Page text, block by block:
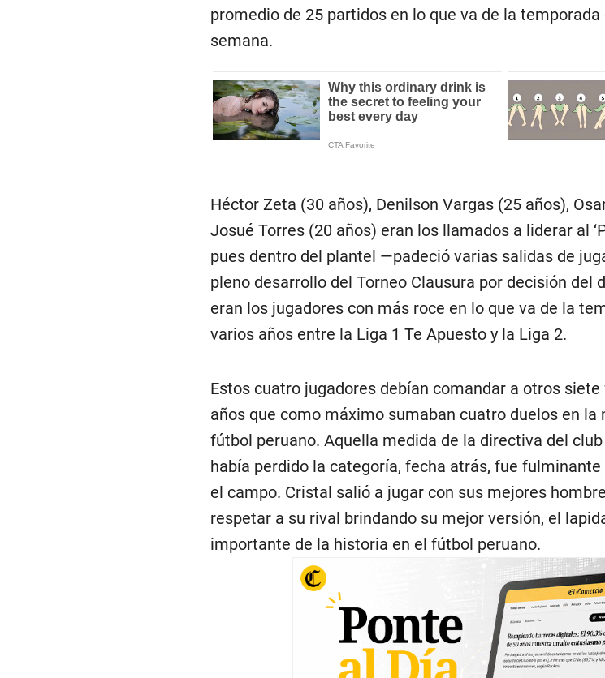
promedio de 25 partidos en lo que va de la
semana.
Héctor Zeta (30 años), Denilson Vargas (25 años),
Josué Torres (20 años) eran los llamados a liderar al
pues dentro del plantel —padeció varias salidas de
pleno desarrollo del Torneo Clausura por decisión del
eran los jugadores con más roce en lo que va de la
varios años entre la Liga 1 Te Apuesto y la Liga 2.
Estos cuatro jugadores debían comandar a otros
años que como máximo sumaban cuatro duelos en
fútbol peruano. Aquella medida de la directiva del
había perdido la categoría, fecha atrás, fue
el campo. Cristal salió a jugar con sus mejores
respetar a su rival brindando su mejor versión, el
importante de la historia en el fútbol peruano.